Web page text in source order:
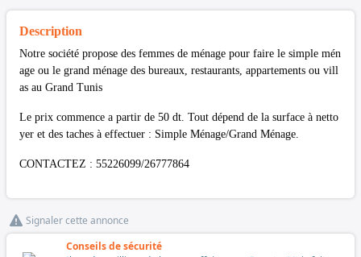
Description
Notre société propose des femmes de ménage pour faire le simple mén
age ou le grand ménage des bureaux, restaurants, appartements ou vill
as au Grand Tunis
Le prix commence a partir de 50 dt. Tout dépend de la surface à netto
yer et des taches à effectuer : Simple Ménage/Grand Ménage.
CONTACTEZ : 55226099/26777864
Signaler cette annonce
Conseils de sécurité